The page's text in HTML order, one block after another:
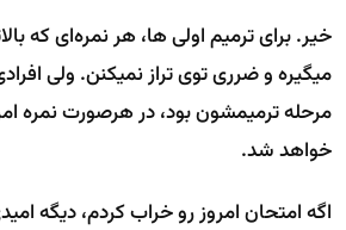
خیر. برای ترمیم اولی ها، هر نمره‌ای که
میگیره و ضرری توی تراز نمیکنن. ولی
مرحله ترمیمشون بود، در هرصورت نمره
خواهد شد.
اگه امتحان امروز رو خراب کردم، دیگه